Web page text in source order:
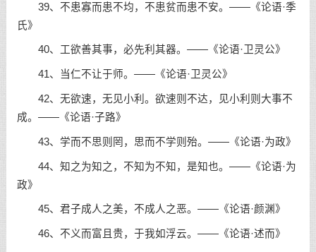
39、不患寡而患不均，不患贫而患不安。——《论语·季
氏》
40、工欲善其事，必先利其器。——《论语·卫灵公》
41、当仁不让于师。——《论语·卫灵公》
42、无欲速，无见小利。欲速则不达，见小利则大事不
成。——《论语·子路》
43、学而不思则罔，思而不学则殆。——《论语·为政》
44、知之为知之，不知为不知，是知也。——《论语·为
政》
45、君子成人之美，不成人之恶。——《论语·颜渊》
46、不义而富且贵，于我如浮云。——《论语·述而》